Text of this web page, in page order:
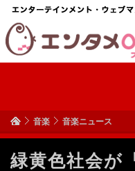
音楽 音楽ニュース
緑黄色社会が